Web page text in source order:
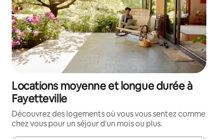
Locations moyenne et longue durée à
Fayetteville
Découvrez des logements où vous vous sentez comme
chez vous pour un séjour d'un mois ou plus.